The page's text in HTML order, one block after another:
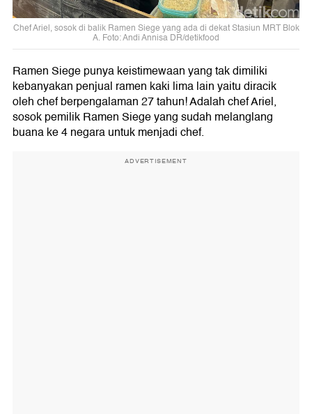
Chef Ariel, sosok di balik Ramen Siege yang ada di dekat Stasiun MRT Blok
A. Foto: Andi Annisa DR/detikfood
Ramen Siege punya keistimewaan yang tak dimiliki
kebanyakan penjual ramen kaki lima lain yaitu diracik
oleh chef berpengalaman 27 tahun! Adalah chef Ariel,
sosok pemilik Ramen Siege yang sudah melanglang
buana ke 4 negara untuk menjadi chef.
ADVERTISEMENT